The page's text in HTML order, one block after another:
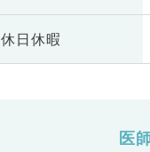
休日休暇
医